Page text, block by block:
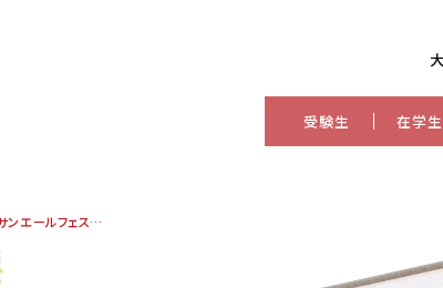
受験生 在学
「福祉×防災」川﨑准教授とゼミ生がサンエールフェスタでWS